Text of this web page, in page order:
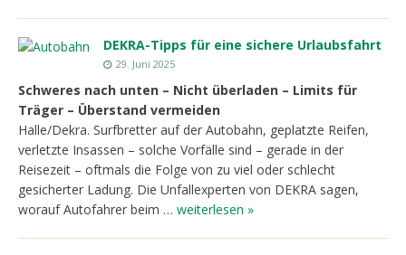
DEKRA-Tipps für eine sichere Urlaubsfahrt
29. Juni 2025
Schweres nach unten – Nicht überladen – Limits für
Träger – Überstand vermeiden
Halle/Dekra. Surfbretter auf der Autobahn, geplatzte Reifen,
verletzte Insassen – solche Vorfälle sind – gerade in der
Reisezeit – oftmals die Folge von zu viel oder schlecht
gesicherter Ladung. Die Unfallexperten von DEKRA sagen,
worauf Autofahrer beim … weiterlesen »